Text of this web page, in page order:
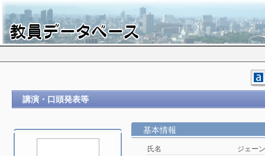
講演・口頭発表等
基本情報
氏名
ジェー